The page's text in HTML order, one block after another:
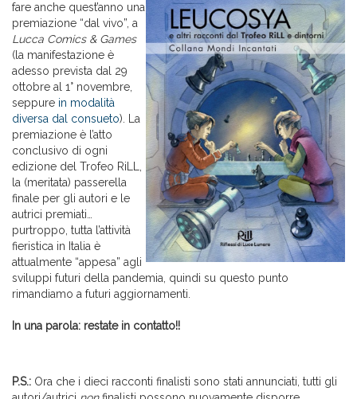
fare anche quest’anno una
premiazione “dal vivo”, a
Lucca Comics & Games
(la manifestazione è
adesso prevista dal 29
ottobre al 1° novembre,
seppure in modalità
diversa dal consueto). La
premiazione è l’atto
conclusivo di ogni
edizione del Trofeo RiLL,
la (meritata) passerella
finale per gli autori e le
autrici premiati…
purtroppo, tutta l’attività
fieristica in Italia è
attualmente “appesa” agli
sviluppi futuri della pandemia, quindi su questo punto
rimandiamo a futuri aggiornamenti.
In una parola: restate in contatto!!
P.S.: Ora che i dieci racconti finalisti sono stati annunciati, tutti gli